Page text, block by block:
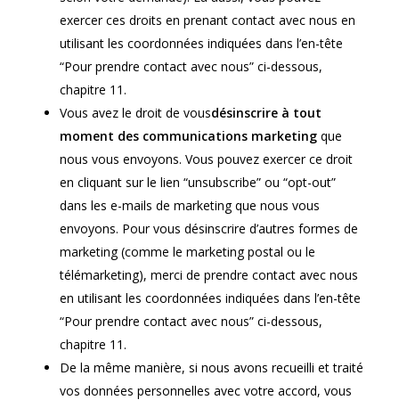
exercer ces droits en prenant contact avec nous en
utilisant les coordonnées indiquées dans l’en-tête
“Pour prendre contact avec nous” ci-dessous,
chapitre 11.
Vous avez le droit de vousdésinscrire à tout
moment des communications marketingque
nous vous envoyons. Vous pouvez exercer ce droit
en cliquant sur le lien “unsubscribe” ou “opt-out”
dans les e-mails de marketing que nous vous
envoyons. Pour vous désinscrire d’autres formes de
marketing (comme le marketing postal ou le
télémarketing), merci de prendre contact avec nous
en utilisant les coordonnées indiquées dans l’en-tête
“Pour prendre contact avec nous” ci-dessous,
chapitre 11.
De la même manière, si nous avons recueilli et traité
vos données personnelles avec votre accord, vous